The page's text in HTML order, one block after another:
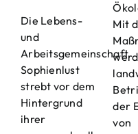
Die Lebens-
und
Arbeitsgemeinschaft
Sophienlust
strebt vor dem
Hintergrund
ihrer
Mit
der
von